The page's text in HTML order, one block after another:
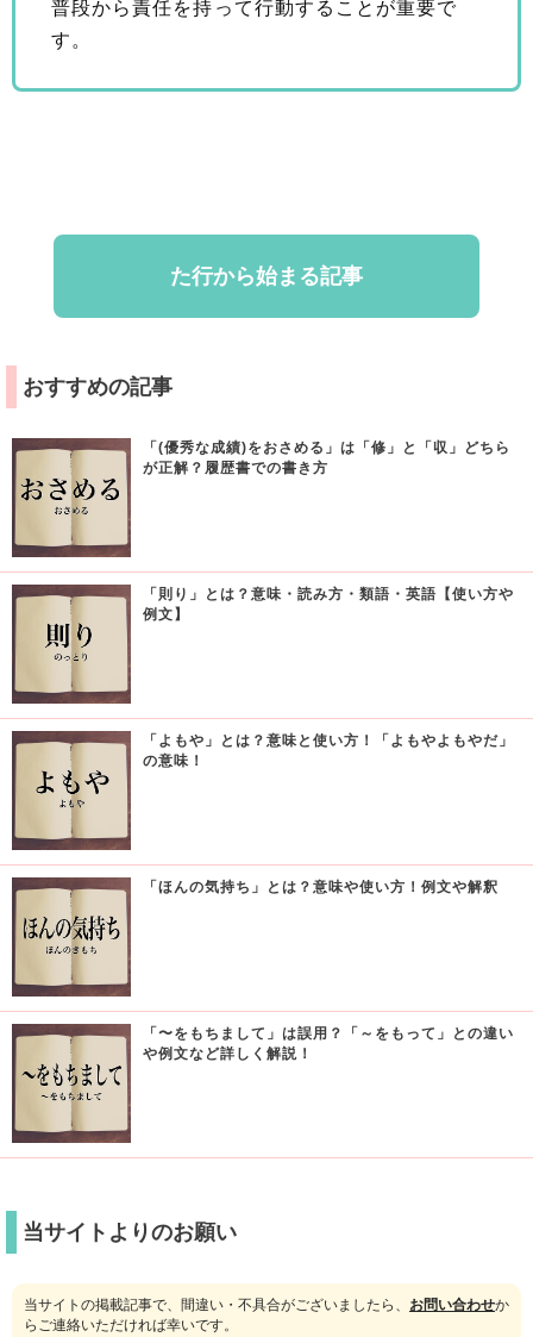
普段から責任を持って行動することが重要で
す。
た行から始まる記事
おすすめの記事
「(優秀な成績)をおさめる」は「修」と「収」どちら
が正解？履歴書での書き方
「則り」とは？意味・読み方・類語・英語【使い方や
例文】
「よもや」とは？意味と使い方！「よもやよもやだ」
の意味！
「ほんの気持ち」とは？意味や使い方！例文や解釈
「〜をもちまして」は誤用？「～をもって」との違い
や例文など詳しく解説！
当サイトよりのお願い
当サイトの掲載記事で、間違い・不具合がございましたら、 お問い合わせか
らご連絡いただければ幸いです。